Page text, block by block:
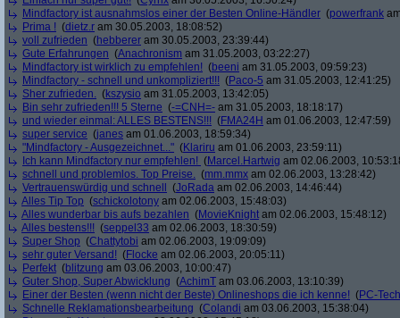
Mindfactory ist ausnahmslos einer der Besten Online-Händler (powerfrank
Prima ! (dietz.r am 30.05.2003, 18:08:52)
voll zufrieden (hebberer am 30.05.2003, 23:39:44)
Gute Erfahrungen (Anachronism am 31.05.2003, 03:22:27)
Mindfactory ist wirklich zu empfehlen! (beeni am 31.05.2003, 09:59:23)
Mindfactory - schnell und unkompliziert!!! (Paco-5 am 31.05.2003, 12:41:25)
Sher zufrieden. (kszysio am 31.05.2003, 13:42:05)
Bin sehr zufrieden!!! 5 Sterne (-=CNH=- am 31.05.2003, 18:18:17)
und wieder einmal: ALLES BESTENS!!! (FMA24H am 01.06.2003, 12:47:59)
super service (janes am 01.06.2003, 18:59:34)
"Mindfactory - Ausgezeichnet..." (Klariru am 01.06.2003, 23:59:11)
Ich kann Mindfactory nur empfehlen! (Marcel.Hartwig am 02.06.2003,
schnell und problemlos. Top Preise. (mm.mmx am 02.06.2003, 13:28:42)
Vertrauenswürdig und schnell
(JoRada am 02.06.2003, 14:46:44)
Alles Tip Top (schickolotony am 02.06.2003, 15:48:03)
Alles wunderbar bis aufs bezahlen (MovieKnight am 02.06.2003, 15:48:12)
Alles bestens!!! (seppel33 am 02.06.2003, 18:30:59)
Super Shop (Chattytobi am 02.06.2003, 19:09:09)
sehr guter Versand! (Flocke am 02.06.2003, 20:05:11)
Perfekt (blitzung am 03.06.2003, 10:00:47)
Guter Shop, Super Abwicklung (AchimT am 03.06.2003, 13:10:39)
Einer der Besten (wenn nicht der Beste) Onlineshops die ich kenne! (PC-
Schnelle Reklamationsbearbeitung (Colandi am 03.06.2003, 15:38:04)